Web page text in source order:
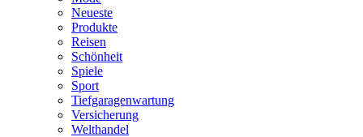
Neueste
Produkte
Reisen
Schönheit
Spiele
Sport
Tiefgaragenwartung
Versicherung
Welthandel